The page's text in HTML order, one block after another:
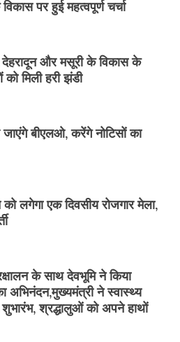
पर हुई महत्वपूर्ण चर्चा
देहरादून और मसूरी के विकास के
मिली हरी झंडी
जाएंगे बीएलओ, करेंगे नोटिसों का
लगेगा एक दिवसीय रोजगार मेला,
के साथ देवभूमि ने किया
अभिनंदन,मुख्यमंत्री ने स्वास्थ्य
शुभारंभ, श्रद्धालुओं को अपने हाथों